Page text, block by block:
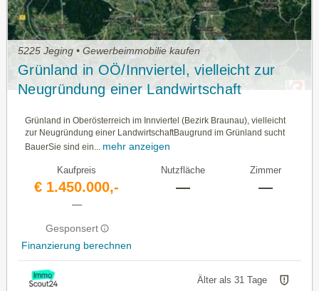
5225 Jeging • Gewerbeimmobilie kaufen
Grünland in OÖ/Innviertel, vielleicht zur
Neugründung einer Landwirtschaft
Grünland in Oberösterreich im Innviertel (Bezirk Braunau), vielleicht
zur Neugründung einer LandwirtschaftBaugrund im Grünland sucht
BauerSie sind ein...
mehr anzeigen
Kaufpreis
€ 1.450.000,-
—
Gesponsert
Finanzierung berechnen
Nutzfläche
—
Zimmer
—
Älter als 31 Tage